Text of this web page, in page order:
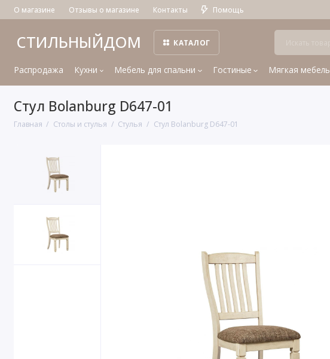
О магазине Отзывы о магазине Контакты Помощь
СТИЛЬНЫЙДОМ КАТАЛОГ
Распродажа Кухни Мебель для спальни Гостиные Мягкая мебель
Стул Bolanburg D647-01
Главная Столы и стулья Стулья Стул Bolanburg D647-01